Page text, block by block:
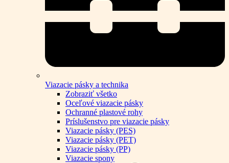
Viazacie pásky a technika
Zobraziť všetko
Oceľové viazacie pásky
Ochranné plastové rohy
Príslušenstvo pre viazacie pásky
Viazacie pásky (PES)
Viazacie pásky (PET)
Viazacie pásky (PP)
Viazacie spony